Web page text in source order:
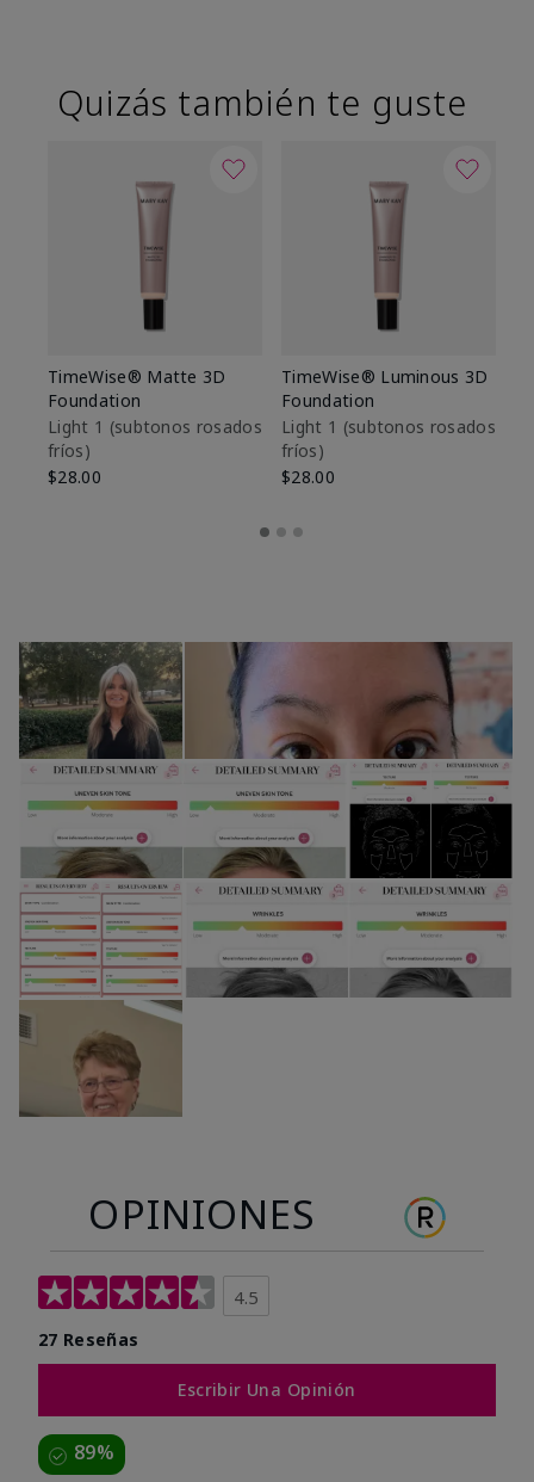
Quizás también te guste
TimeWise® Matte 3D
Foundation
Light 1​ (subtonos rosados
fríos)
$28.00
TimeWise® Luminous 3D
Foundation
Light 1​ (subtonos rosados
fríos)
$28.00
OPINIONES
4.5
27 Reseñas
Escribir Una Opinión
89%